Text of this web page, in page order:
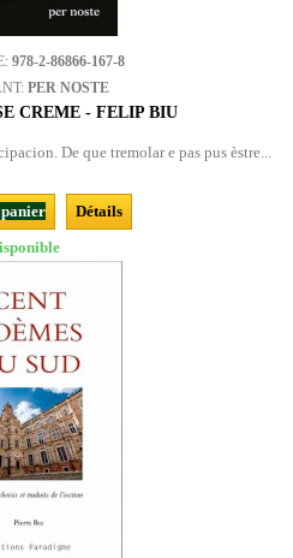
978-2-86866-167-8
PER NOSTE
CREME - FELIP BIU
De que tremolar e pas pus èstre...
Détails